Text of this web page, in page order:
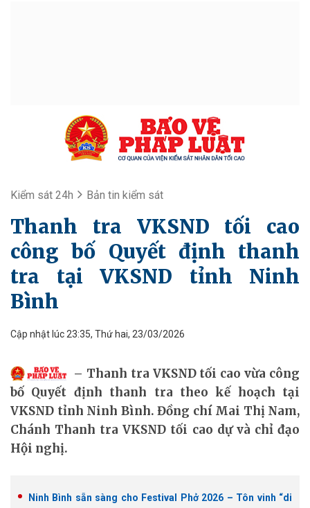
Kiểm sát 24h Bản tin kiểm sát
Thanh tra VKSND tối cao
công bố Quyết định thanh
tra tại VKSND tỉnh Ninh
Bình
Cập nhật lúc 23:35, Thứ hai, 23/03/2026
Thanh tra VKSND tối cao vừa công
bố Quyết định thanh tra theo kế hoạch tại
VKSND tỉnh Ninh Bình. Đồng chí Mai Thị Nam,
Chánh Thanh tra VKSND tối cao dự và chỉ đạo
Hội nghị.
Ninh Bình sẵn sàng cho Festival Phở 2026 – Tôn vinh “di